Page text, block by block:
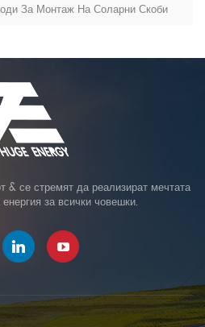
За Монтаж На Соларни Скоби
& се стремят да реализират мечтата
за всички човешки.